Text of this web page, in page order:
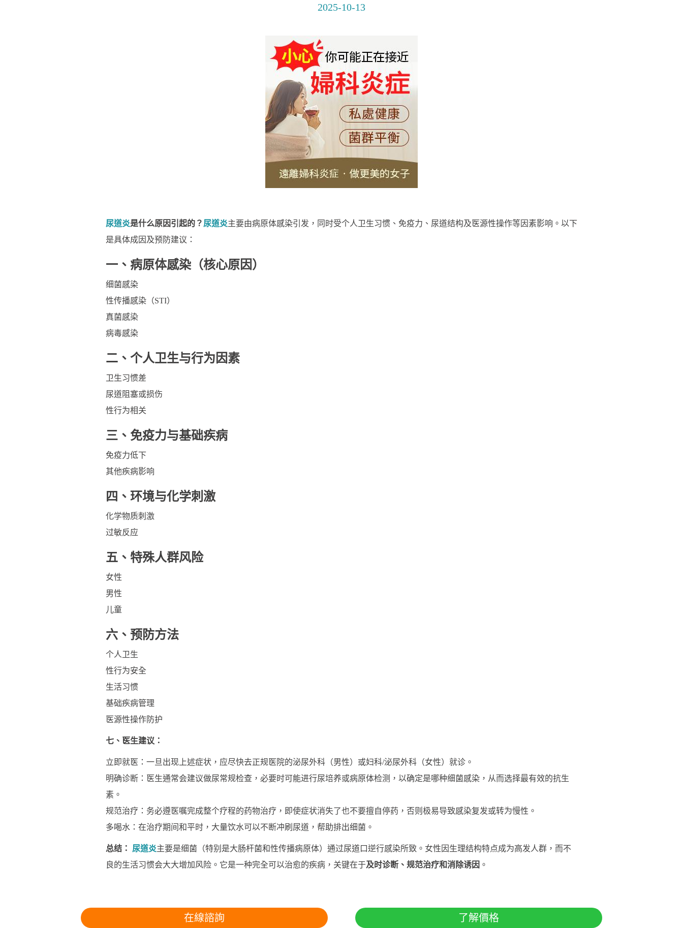
2025-10-13
尿道炎是什么原因引起的？ 尿道炎主要由病原体感染引发，同时受个人卫生习惯、免疫力、尿道结构及医源性操作等因素影响。以下
是具体成因及预防建议：
一、病原体感染（核心原因）
细菌感染
性传播感染（STI）
真菌感染
病毒感染
二、个人卫生与行为因素
卫生习惯差
尿道阻塞或损伤
性行为相关
三、免疫力与基础疾病
免疫力低下
其他疾病影响
四、环境与化学刺激
化学物质刺激
过敏反应
五、特殊人群风险
女性
男性
儿童
六、预防方法
个人卫生
性行为安全
生活习惯
基础疾病管理
医源性操作防护
七、医生建议：
立即就医：一旦出现上述症状，应尽快去正规医院的泌尿外科（男性）或妇科/泌尿外科（女性）就诊。
明确诊断：医生通常会建议做尿常规检查，必要时可能进行尿培养或病原体检测，以确定是哪种细菌感染，从而选择最有效的抗生
素。
规范治疗：务必遵医嘱完成整个疗程的药物治疗，即使症状消失了也不要擅自停药，否则极易导致感染复发或转为慢性。
多喝水：在治疗期间和平时，大量饮水可以不断冲刷尿道，帮助排出细菌。
总结： 尿道炎主要是细菌（特别是大肠杆菌和性传播病原体）通过尿道口逆行感染所致。女性因生理结构特点成为高发人群，而不
良的生活习惯会大大增加风险。它是一种完全可以治愈的疾病，关键在于及时诊断、规范治疗和消除诱因 。
在線諮詢 了解價格